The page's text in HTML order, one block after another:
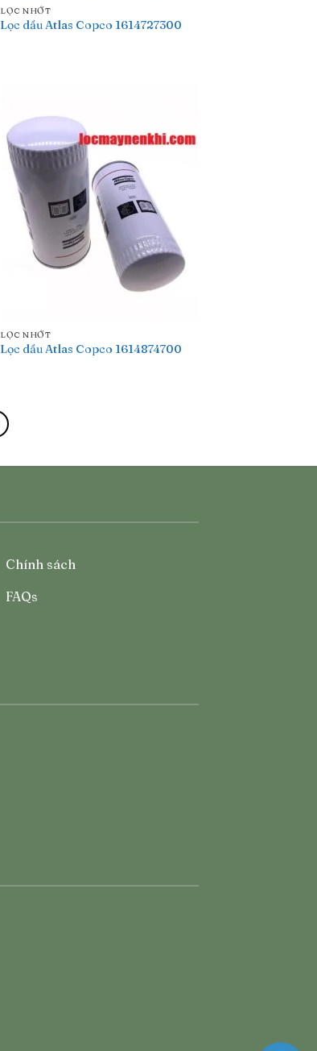
LỌC NHỚT
Lọc dầu Atlas Copco 1614727300
LỌC NHỚT
Lọc dầu Atlas Copco 1614874700
Chính sách
FAQs